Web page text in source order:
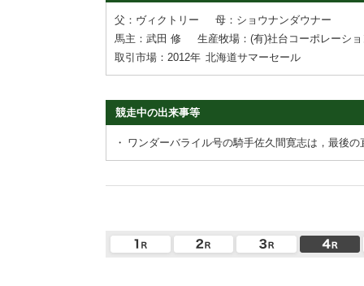
父：ヴィクトリー
母：ショウナンダウナー
馬主：武田 修
生産牧場：(有)社台コーポレーシ
取引市場：2012年 北海道サマーセール
競走中の出来事等
・ ワンダーバライル号の騎手佐久間寛志は，最後